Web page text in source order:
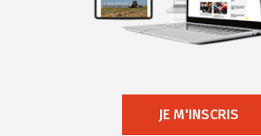
JE M'INSCRIS